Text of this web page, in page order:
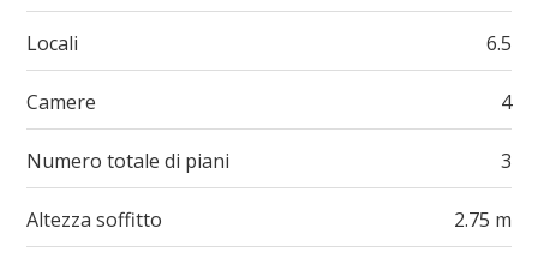
Locali 6.5
Camere 4
Numero totale di piani 3
Altezza soffitto 2.75 m